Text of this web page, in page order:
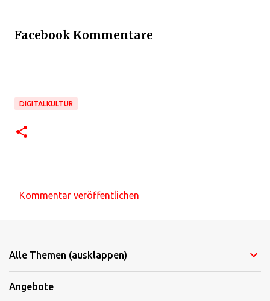
Facebook Kommentare
DIGITALKULTUR
m
n
Kommentar veröffentlichen
Alle Themen (ausklappen)
Angebote